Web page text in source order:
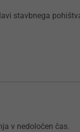
stavbnega
v nedoločen čas.